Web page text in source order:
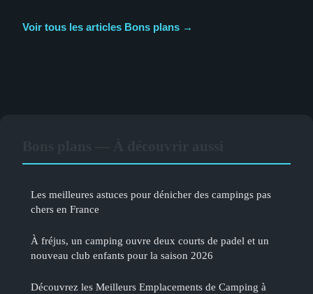
Voir tous les articles Bons plans →
Les meilleures astuces pour dénicher des campings pas
chers en France
À fréjus, un camping ouvre deux courts de padel et un
nouveau club enfants pour la saison 2026
Découvrez les Meilleurs Emplacements de Camping à